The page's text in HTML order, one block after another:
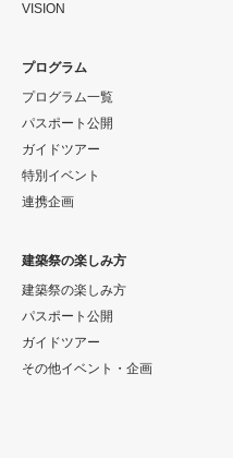
VISION
プログラム
プログラム一覧
パスポート公開
ガイドツアー
特別イベント
連携企画
建築祭の楽しみ方
建築祭の楽しみ方
パスポート公開
ガイドツアー
その他イベント・企画